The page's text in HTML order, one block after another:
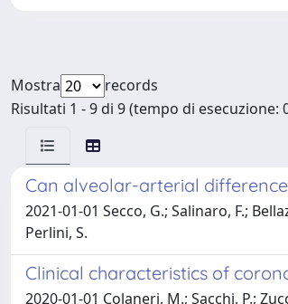
Mostra
records
Risultati 1 - 9 di 9 (tempo di esecuzione:
Can alveolar-arterial
2021-01-01 Secco, G.; Salinaro, F.;
Perlini, S.
Clinical characteristics of
2020-01-01 Colaneri, M.; Sacchi, P.;